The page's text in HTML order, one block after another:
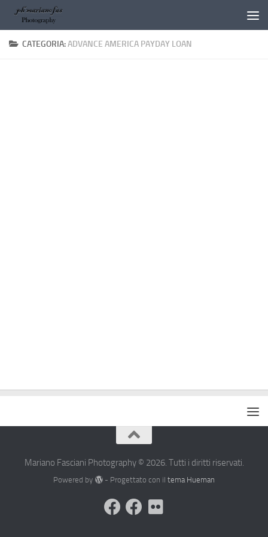
Salta al contenuto
CATEGORIA:ADVANCE AMERICA PAYDAY LOAN
Mariano Fasciani Photography © 2026. Tutti i diritti riservati.
Powered by - Progettato con il tema Hueman